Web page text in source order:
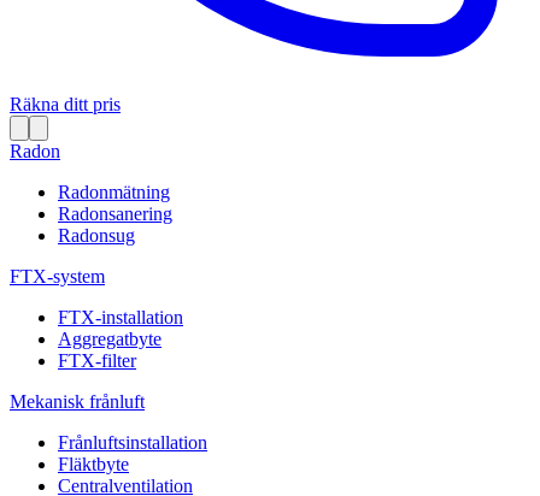
Räkna ditt pris
Radon
Radonmätning
Radonsanering
Radonsug
FTX-system
FTX-installation
Aggregatbyte
FTX-filter
Mekanisk frånluft
Frånluftsinstallation
Fläktbyte
Centralventilation